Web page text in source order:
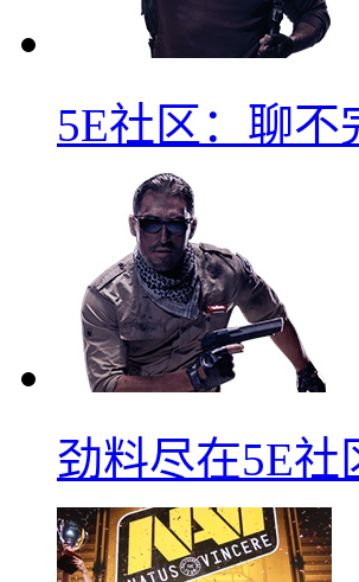
5E社区：聊不
劲料尽在5E社